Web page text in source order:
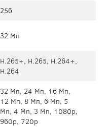
256
32 Мп
H.265+, H.265, H.264+,
H.264
32 Мп, 24 Мп, 16 Мп,
12 Мп, 8 Мп, 6 Мп, 5
Мп, 4 Мп, 3 Мп, 1080p,
960p, 720p